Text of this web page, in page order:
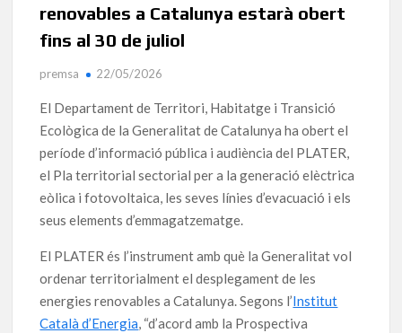
renovables a Catalunya estarà obert
fins al 30 de juliol
premsa 22/05/2026
El Departament de Territori, Habitatge i Transició
Ecològica de la Generalitat de Catalunya ha obert el
període d’informació pública i audiència del PLATER,
el Pla territorial sectorial per a la generació elèctrica
eòlica i fotovoltaica, les seves línies d’evacuació i els
seus elements d’emmagatzematge.
El PLATER és l’instrument amb què la Generalitat vol
ordenar territorialment el desplegament de les
energies renovables a Catalunya. Segons l’Institut
Català d’Energia, “d’acord amb la Prospectiva